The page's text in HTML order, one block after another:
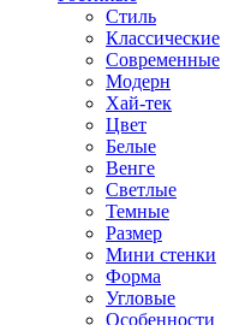
Стиль
Классические
Современные
Модерн
Хай-тек
Цвет
Белые
Венге
Светлые
Темные
Размер
Мини стенки
Форма
Угловые
Особенности